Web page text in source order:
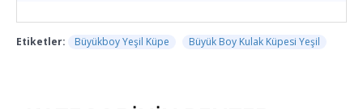
Etiketler: Büyükboy Yeşil Küpe Büyük Boy Kulak Küpesi Yeşil